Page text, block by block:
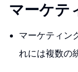
マーケテ
マーケティン
れには複数の